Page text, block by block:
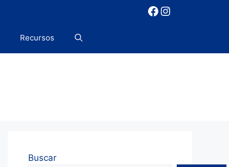
Facebook
Instagram
Recursos
Buscar